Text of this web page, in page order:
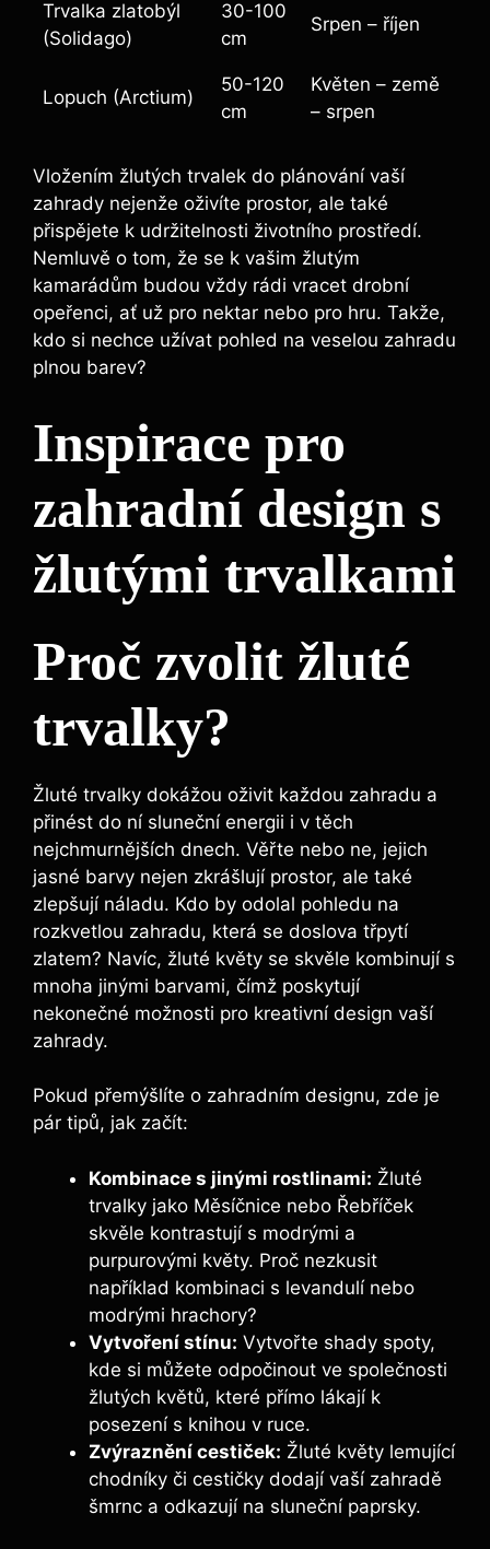
Trvalka zlatobýl
(Solidago)
30-100
cm
Srpen – říjen
Lopuch (Arctium)
50-120
cm
Květen – země
– srpen
Vložením žlutých trvalek do plánování vaší
zahrady nejenže oživíte prostor, ale také
přispějete k udržitelnosti životního prostředí.
Nemluvě o tom, že se k vašim žlutým
kamarádům budou vždy rádi vracet drobní
opeřenci, ať už pro nektar nebo pro hru. Takže,
kdo si nechce užívat pohled na veselou zahradu
plnou barev?
Inspirace pro
zahradní design s
žlutými trvalkami
Proč zvolit žluté
trvalky?
Žluté trvalky dokážou oživit každou zahradu a
přinést do ní sluneční energii i v těch
nejchmurnějších dnech. Věřte nebo ne, jejich
jasné barvy nejen zkrášlují prostor, ale také
zlepšují náladu. Kdo by odolal pohledu na
rozkvetlou zahradu, která se doslova třpytí
zlatem? Navíc, žluté květy se skvěle kombinují s
mnoha jinými barvami, čímž poskytují
nekonečné možnosti pro kreativní design vaší
zahrady.
Pokud přemýšlíte o zahradním designu, zde je
pár tipů, jak začít:
Kombinace s jinými rostlinami: Žluté
trvalky jako Měsíčnice nebo Řebříček
skvěle kontrastují s modrými a
purpurovými květy. Proč nezkusit
například kombinaci s levandulí nebo
modrými hrachory?
Vytvoření stínu: Vytvořte shady spoty,
kde si můžete odpočinout ve společnosti
žlutých květů, které přímo lákají k
posezení s knihou v ruce.
Zvýraznění cestiček: Žluté květy lemující
chodníky či cestičky dodají vaší zahradě
šmrnc a odkazují na sluneční paprsky.